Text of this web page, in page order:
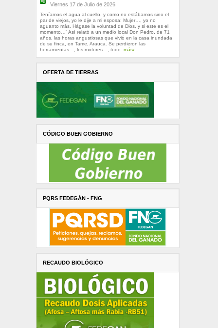
Viernes 17 de Julio de 2026
Teníamos el agua al cuello, y como no estábamos sino el
par de viejos, yo le dije a mi esposa: Mujer…, yo no
aguanto más. Hágase la voluntad de Dios, y si este es el
momento…” Así relató a un medio local Don Pedro, de 71
años, las horas angustiosas que vivió en la casa inundada
de su finca, en Tame, Arauca. Se perdieron las
herramientas…, los motores…, todo. más›
OFERTA DE TIERRAS
CÓDIGO BUEN GOBIERNO
PQRS FEDEGÁN - FNG
RECAUDO BIOLÓGICO